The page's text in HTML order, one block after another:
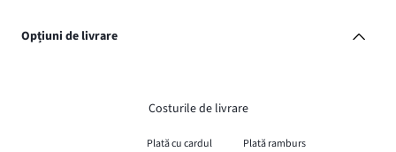
Opțiuni de livrare
Costurile de livrare
Plată cu cardul
Plată ramburs